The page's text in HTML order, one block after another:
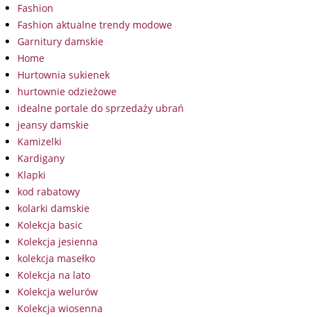
Fashion
Fashion aktualne trendy modowe
Garnitury damskie
Home
Hurtownia sukienek
hurtownie odzieżowe
idealne portale do sprzedaży ubrań
jeansy damskie
Kamizelki
Kardigany
Klapki
kod rabatowy
kolarki damskie
Kolekcja basic
Kolekcja jesienna
kolekcja masełko
Kolekcja na lato
Kolekcja welurów
Kolekcja wiosenna